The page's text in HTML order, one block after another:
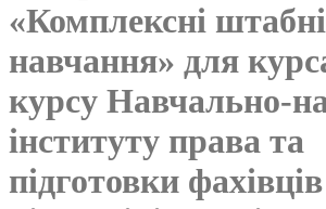
«Комплексні штабні
навчання» для
курсу Навчально-
інституту права та
підготовки